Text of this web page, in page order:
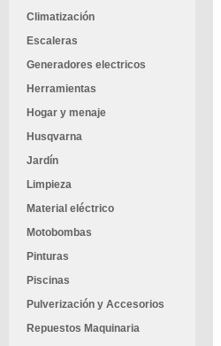
Climatización
Escaleras
Generadores electricos
Herramientas
Hogar y menaje
Husqvarna
Jardín
Limpieza
Material eléctrico
Motobombas
Pinturas
Piscinas
Pulverización y Accesorios
Repuestos Maquinaria